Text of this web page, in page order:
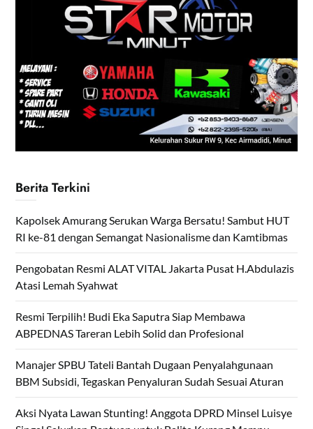
Berita Terkini
Kapolsek Amurang Serukan Warga Bersatu! Sambut HUT
RI ke-81 dengan Semangat Nasionalisme dan Kamtibmas
Pengobatan Resmi ALAT VITAL Jakarta Pusat H.Abdulazis
Atasi Lemah Syahwat
Resmi Terpilih! Budi Eka Saputra Siap Membawa
ABPEDNAS Tareran Lebih Solid dan Profesional
Manajer SPBU Tateli Bantah Dugaan Penyalahgunaan
BBM Subsidi, Tegaskan Penyaluran Sudah Sesuai Aturan
Aksi Nyata Lawan Stunting! Anggota DPRD Minsel Luisye